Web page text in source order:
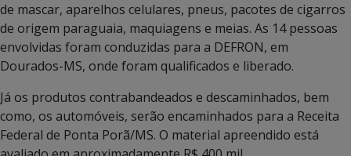
de mascar, aparelhos celulares, pneus, pacotes de cigarros
de origem paraguaia, maquiagens e meias. As 14 pessoas
envolvidas foram conduzidas para a DEFRON, em
Dourados-MS, onde foram qualificados e liberado.
Já os produtos contrabandeados e descaminhados, bem
como, os automóveis, serão encaminhados para a Receita
Federal de Ponta Porã/MS. O material apreendido está